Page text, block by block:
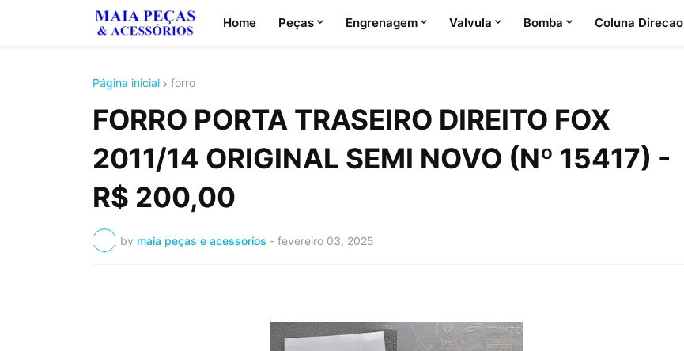
Home Peças Engrenagem Valvula Bomba Coluna Direcao
Página inicial forro
FORRO PORTA TRASEIRO DIREITO FOX
2011/14 ORIGINAL SEMI NOVO (Nº 15417) -
R$ 200,00
by maia peças e acessorios - fevereiro 03, 2025